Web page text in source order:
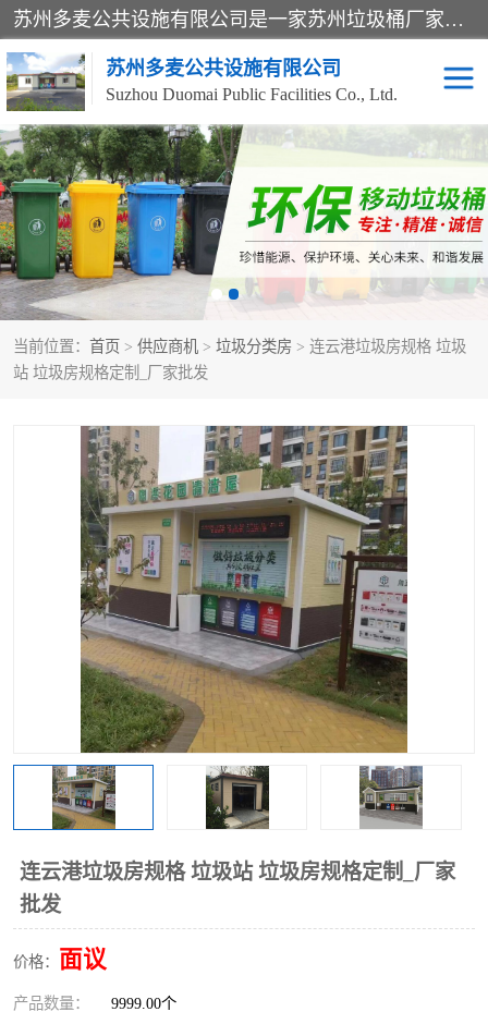
苏州多麦公共设施有限公司是一家苏州垃圾桶厂家，主营：塑料垃圾桶、分类果皮箱、户外园林椅、保安岗亭等产品厂家。全国统一热线电话：17105580222。公司组建完善的团队。设计人员，能根据客户要求，提供适合的设计方案，来满足客户的需求。
苏州多麦公共设施有限公司
Suzhou Duomai Public Facilities Co., Ltd.
当前位置： 首页 > 供应商机 > 垃圾分类房 > 连云港垃圾房规格 垃圾
站 垃圾房规格定制_厂家批发
连云港垃圾房规格 垃圾站 垃圾房规格定制_厂家
批发
价格： 面议
产品数量： 9999.00个
办公室脚踩垃圾桶 保安岗亭
分类果皮箱 公园椅
垃圾分类房 塑料垃圾桶
防疫岗亭 吸烟岗亭